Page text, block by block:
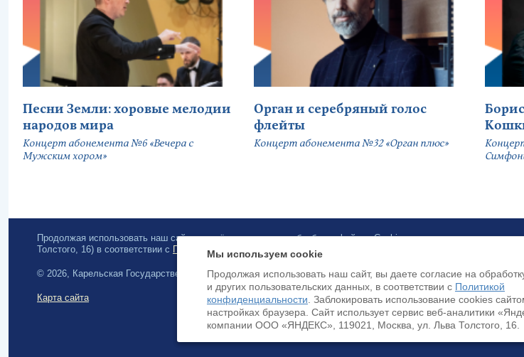
Песни Земли: хоровые мелодии
народов мира
Концерт абонемента №6 «Вечера с
Мужским хором»
Орган и серебряный голос
флейты
Концерт абонемента №32 «Орган плюс»
Продолжая использовать наш сайт, вы даёте согласие на обработку файлов Cookies и использование
Толстого, 16) в соответствии с Политикой конфиденциальности .
© 2026, Карельская Государственная филармония
Карта сайта
Доступна оплата банковскими картами
Мы используем cookie
Продолжая использовать наш сайт, вы даете согласие на
и других пользовательских данных, в соответствии с Политикой
конфиденциальности . Заблокировать использование cookies
настройках браузера. Cайт использует сервис веб-аналитики
компании ООО «ЯНДЕКС», 119021, Москва, ул. Льва Толстого, 16.